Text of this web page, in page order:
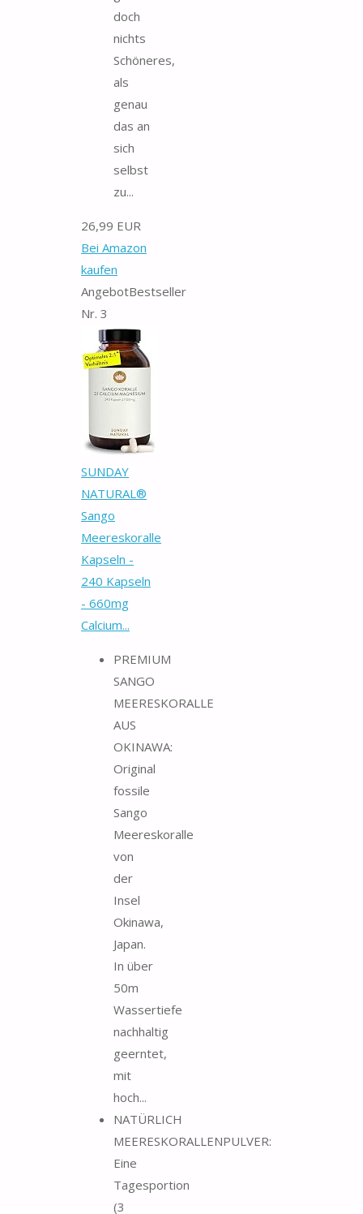
doch
nichts
Schöneres,
als
genau
das an
sich
selbst
zu...
26,99 EUR
Bei Amazon
kaufen
AngebotBestseller
Nr. 3
SUNDAY
NATURAL®
Sango
Meereskoralle
Kapseln -
240 Kapseln
- 660mg
Calcium...
PREMIUM
SANGO
MEERESKORALLE
AUS
OKINAWA:
Original
fossile
Sango
Meereskoralle
von
der
Insel
Okinawa,
Japan.
In über
50m
Wassertiefe
nachhaltig
geerntet,
mit
hoch...
NATÜRLICH
MEERESKORALLENPULVER:
Eine
Tagesportion
(3